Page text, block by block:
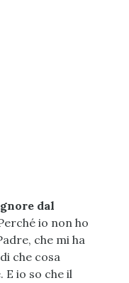
dal
io non ho
che mi ha
che cosa
E io so che il